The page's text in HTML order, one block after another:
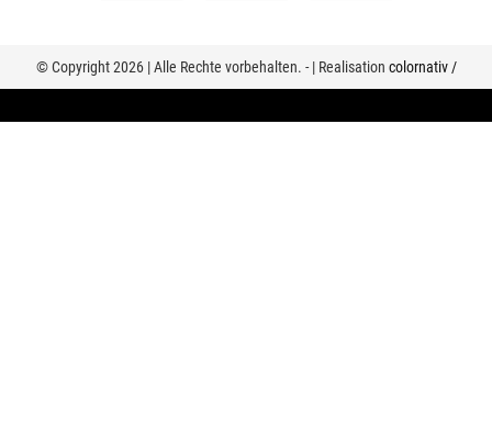
© Copyright 2026 | Alle Rechte vorbehalten. - | Realisation colornativ /